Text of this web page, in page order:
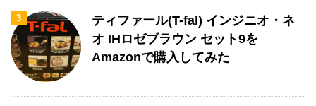
3
ティファール(T-fal) インジニオ・ネ
オ IHロゼブラウン セット9を
Amazonで購入してみた